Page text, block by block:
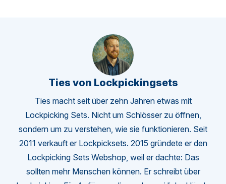
Ties von Lockpickingsets
Ties macht seit über zehn Jahren etwas mit
Lockpicking Sets. Nicht um Schlösser zu öffnen,
sondern um zu verstehen, wie sie funktionieren. Seit
2011 verkauft er Lockpicksets. 2015 gründete er den
Lockpicking Sets Webshop, weil er dachte: Das
sollten mehr Menschen können. Er schreibt über